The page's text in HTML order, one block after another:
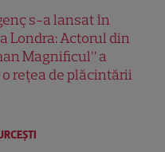
s-a lansat în
Londra: Actorul din
Magnificul” a
rețea de plăcintării